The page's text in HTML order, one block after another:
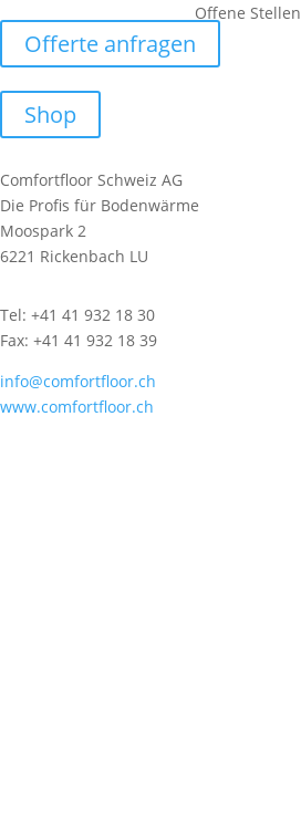
Offene Stellen
Offerte anfragen
Shop
Comfortfloor Schweiz AG
Die Profis für Bodenwärme
Moospark 2
6221 Rickenbach LU
Tel: +41 41 932 18 30
Fax: +41 41 932 18 39
info@comfortfloor.ch
www.comfortfloor.ch